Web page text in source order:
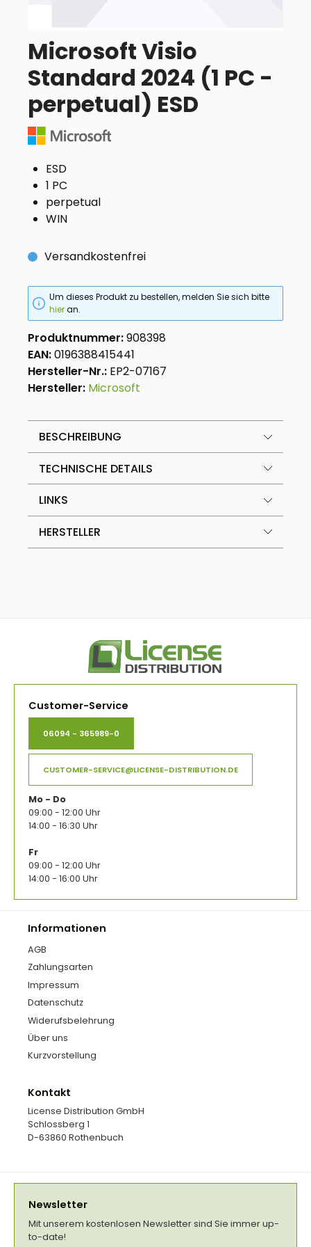
Microsoft Visio
Standard 2024 (1 PC -
perpetual) ESD
ESD
1 PC
perpetual
WIN
Versandkostenfrei
Um dieses Produkt zu bestellen, melden Sie sich bitte
hieran.
Produktnummer:908398
EAN:0196388415441
Hersteller-Nr.: EP2-07167
Hersteller: Microsoft
BESCHREIBUNG
TECHNISCHE DETAILS
LINKS
HERSTELLER
Customer-Service
06094 - 365989-0
CUSTOMER-SERVICE@LICENSE-DISTRIBUTION.DE
Mo - Do
09:00 - 12:00 Uhr
14:00 - 16:30 Uhr
Fr
09:00 - 12:00 Uhr
14:00 - 16:00 Uhr
Informationen
AGB
Zahlungsarten
Impressum
Datenschutz
Widerufsbelehrung
Über uns
Kurzvorstellung
Kontakt
License Distribution GmbH
Schlossberg 1
D-63860 Rothenbuch
Newsletter
Mit unserem kostenlosen Newsletter sind Sie immer up-
to-date!